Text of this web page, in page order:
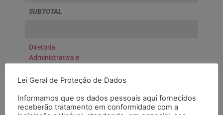
SUBTOTAL
Diretoria
Administrativa e
Coordenação de
Informática
Lei Geral de Proteção de Dados
Informamos que os dados pessoais aqui fornecidos
receberão tratamento em conformidade com a